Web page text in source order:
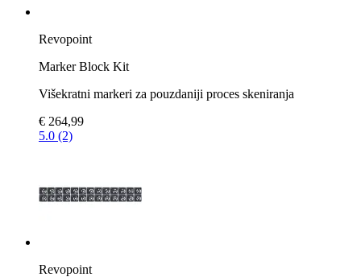
Revopoint
Marker Block Kit
Višekratni markeri za pouzdaniji proces skeniranja
€ 264,99
5.0 (2)
Revopoint